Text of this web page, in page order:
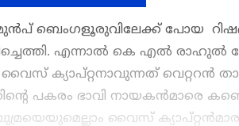
ബെംഗളൂരുവിലേക്ക് പോയ റിഷഭ്
എന്നാല്‍ കെ എല്‍ രാഹുല്‍
ക്യാപ്റ്റനാവുന്നത് വെറ്ററന്‍
പകരം ഭാവി നായകന്‍മാരെ
വൈസ്